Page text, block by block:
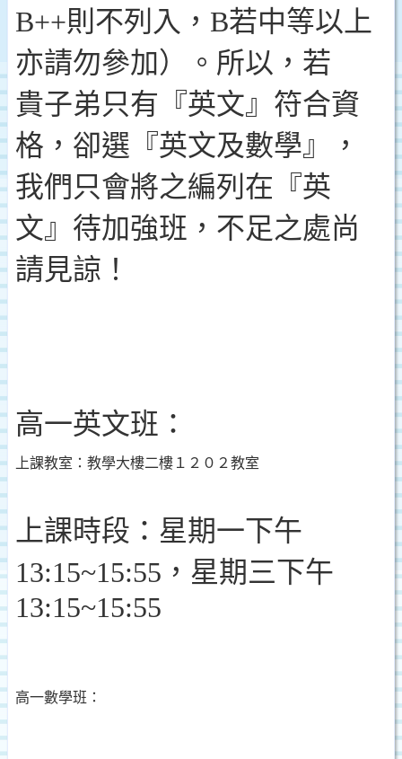
B++則不列入， B若中等以上
亦請勿參加）。所以，若
貴子弟只有『英文』符合資
格，卻選『英文及數學』，
我們只會將之編列在『英
文』待加強班，不足之處尚
請見諒！
高一英文班：
上課教室：教學大樓二樓１２０２教室
上課時段：星期一下午
13:15~15:55 ，星期三下午
13:15~15:55
高一數學班：